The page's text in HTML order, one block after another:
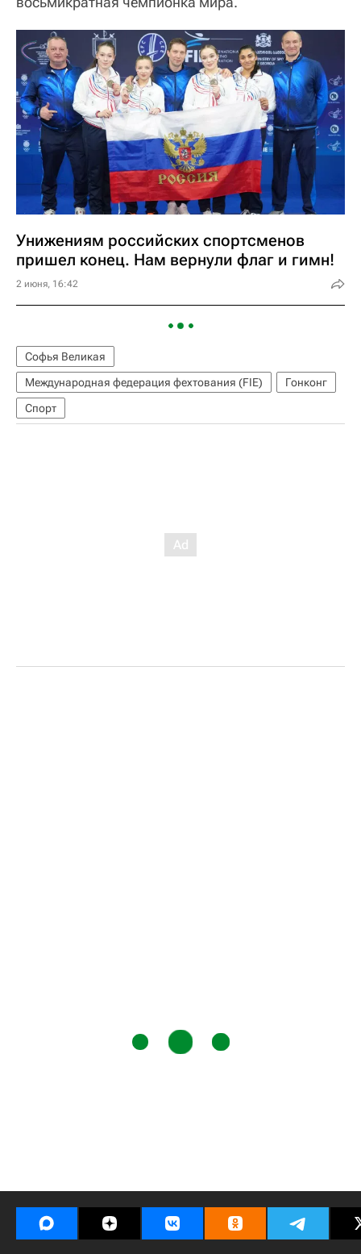
Унижениям российских спортсменов
пришел конец. Нам вернули флаг и гимн!
2 июня, 16:42
Софья Великая
Международная федерация фехтования (FIE)
Гонконг
Спорт